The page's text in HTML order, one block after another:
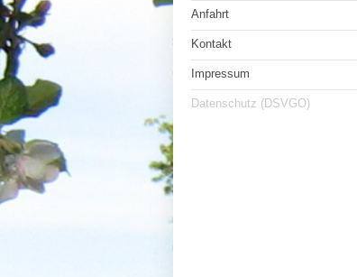
Anfahrt
Kontakt
Impressum
Datenschutz (DSVGO)